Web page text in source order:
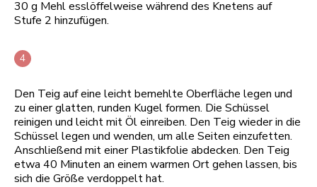
30 g Mehl esslöffelweise während des Knetens auf
Stufe 2 hinzufügen.
Den Teig auf eine leicht bemehlte Oberfläche legen und
zu einer glatten, runden Kugel formen. Die Schüssel
reinigen und leicht mit Öl einreiben. Den Teig wieder in die
Schüssel legen und wenden, um alle Seiten einzufetten.
Anschließend mit einer Plastikfolie abdecken. Den Teig
etwa 40 Minuten an einem warmen Ort gehen lassen, bis
sich die Größe verdoppelt hat.